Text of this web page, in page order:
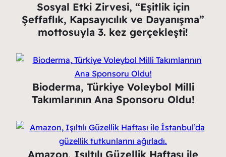
Sosyal Etki Zirvesi, “Eşitlik için
Şeffaflık, Kapsayıcılık ve Dayanışma”
mottosuyla 3. kez gerçekleşti!
Bioderma, Türkiye Voleybol Milli
Takımlarının Ana Sponsoru Oldu!
Amazon, Işıltılı Güzellik Haftası ile